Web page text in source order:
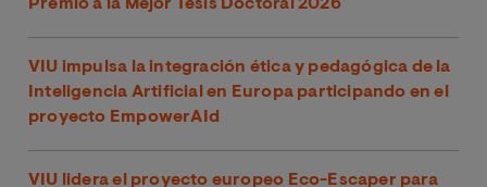
Premio a la Mejor Tesis Doctoral 2026
VIU impulsa la integración ética y pedagógica de la
Inteligencia Artificial en Europa participando en el
proyecto EmpowerAId
VIU lidera el proyecto europeo Eco-Escaper para